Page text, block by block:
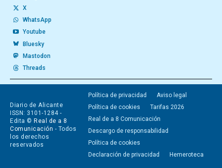
X
WhatsApp
Youtube
Bluesky
Mastodon
Threads
Diario de Alicante
ISSN: 3101-1284 -
Edita © Real de a 8
Comunicación - Todos
los derechos
reservados
Política de privacidad
Aviso legal
Política de cookies
Tarifas 2026
Real de a 8 Comunicación
Descargo de responsabilidad
Política de cookies
Declaración de privacidad
Hemeroteca